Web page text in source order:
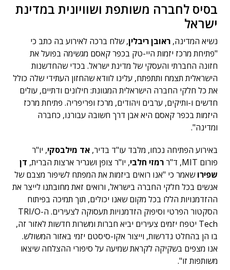
בסיס לחברה משותפת ושוויונית במדינת
ישראל
נשיא המדינה, ראובן ריבלין, שלח ברכה לאירוע בה כתב כי
"פתיחת מרכז יזמות היי-טק בכפר קאסם מגשימה בפועל את
חזונה החברתי והעסקי של מדינת ישראל. בכדי שהחדשנות
הישראלית תצמח ותתפתח, עלינו לוודא שהחזון העתידי שלה כולל
את כל חלקי החברה הישראלית המגוונת: חילונים ודתיים, עולים
חדשים ו-ותיקים, ערבים ויהודים, מרכז ופריפריה. פתיחת מרכז
היזמות בכפר קאסם היא אבן דרך חשובה עבורנו, כחברה
ומדינה".
באירוע הפתיחה נכחו, מלבד עו"ד בדיר, אד מילבסקי, יו"ר
פורום MIT, ד"ר
רמזי חלבי, יו"ר צופן ושגריר ארצות הברית, דן
שפירושאמר כי "אנו רואים ביזמות את המפתח לשיפור מצבם של
אנשים בכל חלקי החברה בישראל, ורואים זאת מחובתנו לייצר את
ההזדמנויות הללו בכל מקום שאנו יכולים, תוך תמיכה בפיתוח
הסקטור הפרטי וסיפוק הזדמנויות תעסוקה לצעירים. ה-TRI/O
Tech יטפח יזמים צעירים יביא חברות ומשרות חדשות לאזור זה,
בו הן בהחלט נדרשות, וייצור אקו-סיסטם יזמי באזור המשולש.
אנו מצפים בשקיקה לקראת שמיעה על סיפורי ההצלחה שיצאו
משותפות זו".